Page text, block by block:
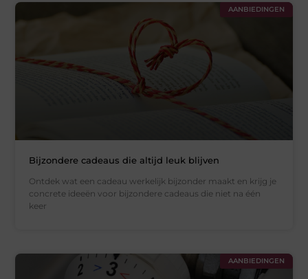
AANBIEDINGEN
Bijzondere cadeaus die altijd leuk blijven
Ontdek wat een cadeau werkelijk bijzonder maakt en krijg je
concrete ideeën voor bijzondere cadeaus die niet na één
keer
AANBIEDINGEN